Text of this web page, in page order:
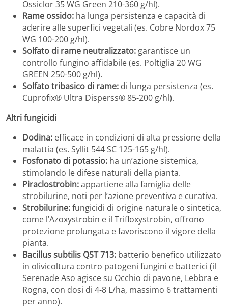
Ossiclor 35 WG Green 210-360 g/hl).
Rame ossido: ha lunga persistenza e capacità di
aderire alle superfici vegetali (es. Cobre Nordox 75
WG 100-200 g/hl).
Solfato di rame neutralizzato: garantisce un
controllo fungino affidabile (es. Poltiglia 20 WG
GREEN 250-500 g/hl).
Solfato tribasico di rame: di lunga persistenza (es.
Cuprofix® Ultra Disperss® 85-200 g/hl).
Altri fungicidi
Dodina: efficace in condizioni di alta pressione della
malattia (es. Syllit 544 SC 125-165 g/hl).
Fosfonato di potassio: ha un’azione sistemica,
stimolando le difese naturali della pianta.
Piraclostrobin:appartiene alla famiglia delle
strobilurine, noti per l’azione preventiva e curativa.
Strobilurine:fungicidi di origine naturale o sintetica,
come l’Azoxystrobin e il Trifloxystrobin, offrono
protezione prolungata e favoriscono il vigore della
pianta.
Bacillus subtilis QST 713: batterio benefico utilizzato
in olivicoltura contro patogeni fungini e batterici (il
Serenade Aso agisce su Occhio di pavone, Lebbra e
Rogna, con dosi di 4-8 L/ha, massimo 6 trattamenti
per anno).